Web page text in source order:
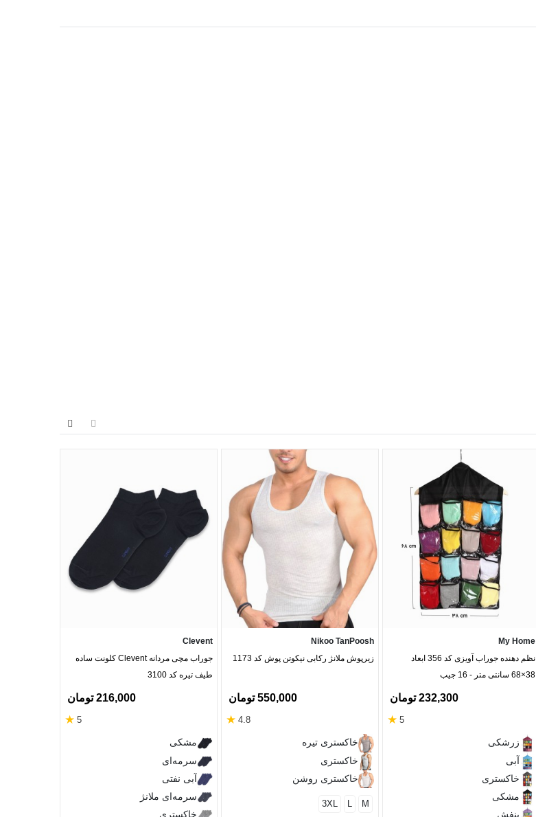
My Home
نظم دهنده جوراب آویزی کد 356 ابعاد
38×68 سانتی متر - 16 جیب
232,300 تومان
5
★
زرشکی
آبی
خاکستری
مشکی
بنفش
Nikoo TanPoosh
زیرپوش ملانژ رکابی نیکوتن پوش کد 1173
550,000 تومان
4.8
★
خاکستری تیره
خاکستری
خاکستری روشن
M
L
3XL
Clevent
جوراب مچی مردانه Clevent کلونت ساده
طیف تیره کد 3100
216,000 تومان
5
★
مشکی
سرمه‌ای
آبی نفتی
سرمه‌ای ملانژ
خاکستری